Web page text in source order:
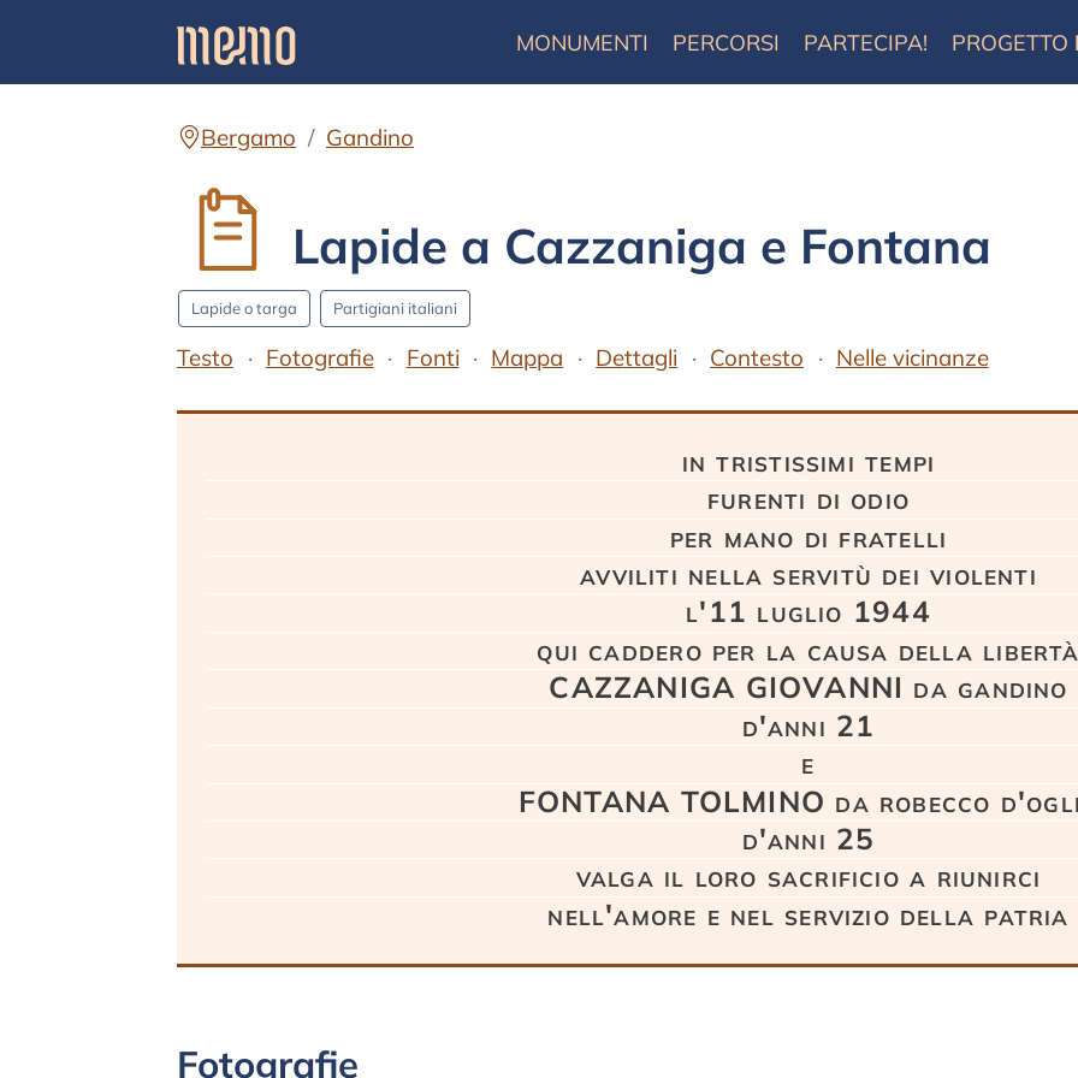
MONUMENTI PERCORSI PARTECIPA! PROGETTO
Bergamo Gandino
Lapide a Cazzaniga e Fontana
Lapide o targa Partigiani italiani
Testo Fotografie Fonti Mappa Dettagli Contesto Nelle vicinanze
in tristissimi tempi
furenti di odio
per mano di fratelli
avviliti nella servitù dei violenti
l'11 luglio 1944
qui caddero per la causa della
CAZZANIGA GIOVANNI da gandino
d'anni 21
e
FONTANA TOLMINO da robecco
d'anni 25
valga il loro sacrificio a riunirci
nell'amore e nel servizio della patria
Fotografie